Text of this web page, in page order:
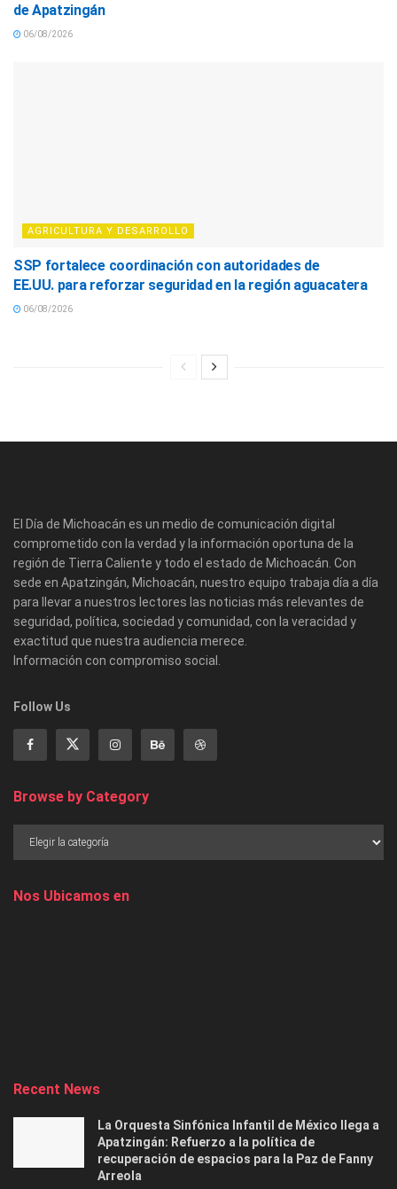
de Apatzingán
06/08/2026
AGRICULTURA Y DESARROLLO
SSP fortalece coordinación con autoridades de
EE.UU. para reforzar seguridad en la región aguacatera
06/08/2026
El Día de Michoacán es un medio de comunicación digital
comprometido con la verdad y la información oportuna de la
región de Tierra Caliente y todo el estado de Michoacán. Con
sede en Apatzingán, Michoacán, nuestro equipo trabaja día a día
para llevar a nuestros lectores las noticias más relevantes de
seguridad, política, sociedad y comunidad, con la veracidad y
exactitud que nuestra audiencia merece.
Información con compromiso social.
Follow Us
Browse by Category
Nos Ubicamos en
Recent News
La Orquesta Sinfónica Infantil de México llega a
Apatzingán: Refuerzo a la política de
recuperación de espacios para la Paz de Fanny
Arreola